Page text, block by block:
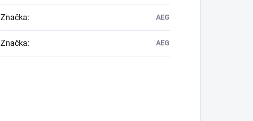
Značka: AEG
Značka: AEG